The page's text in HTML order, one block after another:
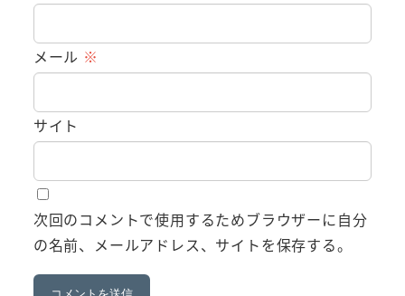
メール ※
サイト
次回のコメントで使用するためブラウザーに自分
の名前、メールアドレス、サイトを保存する。